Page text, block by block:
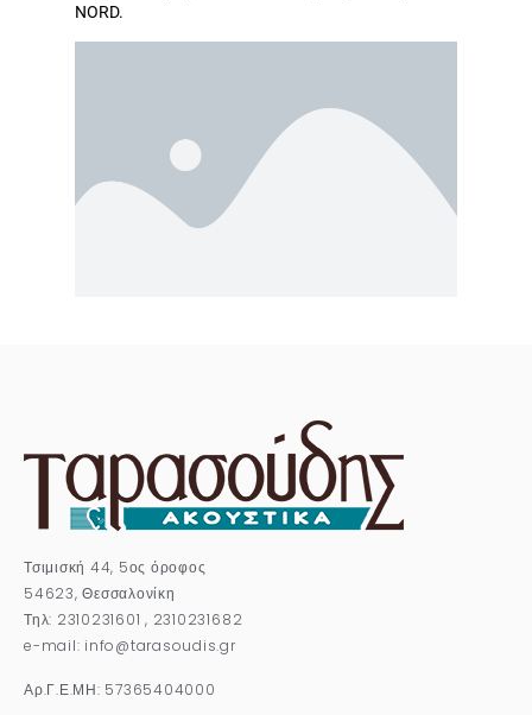
NORD.
Τσιμισκή 44, 5ος όροφος
54623, Θεσσαλονίκη
Τηλ: 2310231601 , 2310231682
e-mail: info@tarasoudis.gr
Αρ.Γ.Ε.ΜΗ: 57365404000